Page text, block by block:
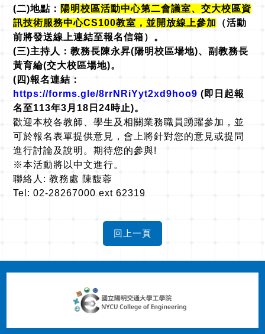
(二)地點： 陽明校區活動中心第二會議室、交大校區資
訊技術服務中心CS100教室 ，並開放線上參加
（活動
前將發送線上連結至報名信箱）。
(三)主持人：教務長陳永昇(陽明校區場地)、副教務長
黃育綸(交大校區場地)。
( 四)報名連結：
https://forms.gle/8rrNRiYyt2xd9hoo9 (即日起報
名至113年3月18日24時止)。
歡迎本校各教師、學生及相關業務職員踴躍參加，並
可於報名表單提供意見，會上將針對您的意見或提問
進行討論及說明。期待您的參與!
※本活動將以中文進行。
聯絡人: 教務處 陳馥蓉
Tel: 02-28267000 ext 62319